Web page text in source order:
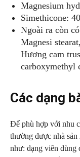
Magnesium
Simethicone:
Ngoài ra còn
Magnesi
Hương cam
carboxymethyl
Các dạng
Để phù hợp với nhu
thường được nhà
như: dạng viên dùng